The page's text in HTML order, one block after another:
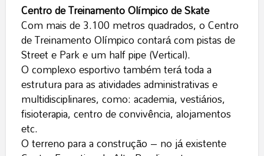
Centro de Treinamento Olímpico de Skate
Com mais de 3.100 metros quadrados, o Centro
de Treinamento Olímpico contará com pistas de
Street e Park e um half pipe (Vertical).
O complexo esportivo também terá toda a
estrutura para as atividades administrativas e
multidisciplinares, como: academia, vestiários,
fisioterapia, centro de convivência, alojamentos
etc.
O terreno para a construção – no já existente